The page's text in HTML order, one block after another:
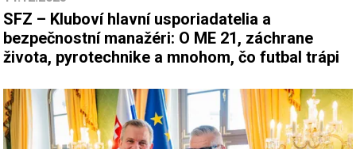
SFZ – Kluboví hlavní usporiadatelia a
bezpečnostní manažéri: O ME 21, záchrane
života, pyrotechnike a mnohom, čo futbal trápi